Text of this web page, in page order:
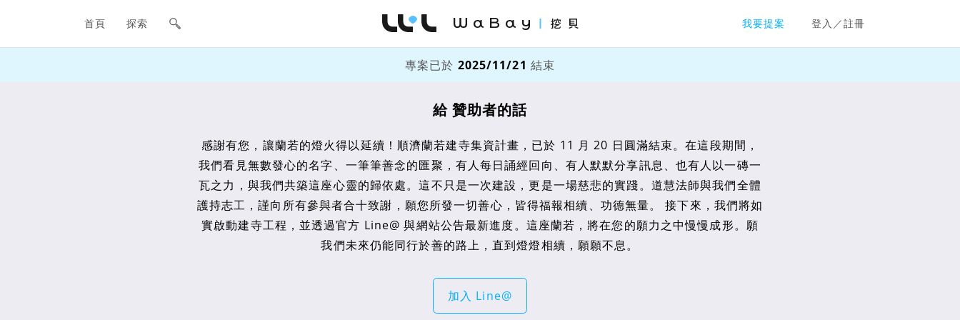
網站主要導航欄
首頁 探索 我要提案 登入／註冊
WaBay 挖貝 | 台灣最值得信賴的群眾集資 / 群眾募資平台
專案已於 2025/11/21 結束
給 贊助者的話
感謝有您，讓蘭若的燈火得以延續！順濟蘭若建寺集資計畫，已於 11 月 20 日圓滿結束。在這段期間，
我們看見無數發心的名字、一筆筆善念的匯聚，有人每日誦經回向、有人默默分享訊息、也有人以一磚一
瓦之力，與我們共築這座心靈的歸依處。這不只是一次建設，更是一場慈悲的實踐。道慧法師與我們全體
護持志工，謹向所有參與者合十致謝，願您所發一切善心，皆得福報相續、功德無量。 接下來，我們將如
實啟動建寺工程，並透過官方 Line@ 與網站公告最新進度。這座蘭若，將在您的願力之中慢慢成形。願
我們未來仍能同行於善的路上，直到燈燈相續，願願不息。
加入 Line@